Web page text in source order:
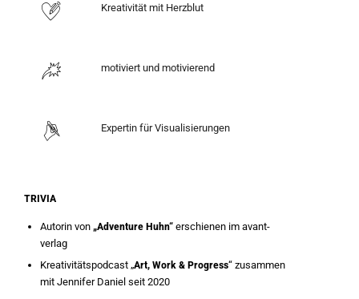
Kreativität mit Herzblut
motiviert und motivierend
Expertin für Visualisierungen
TRIVIA
Autorin von „Adventure Huhn“ erschienen im avant-
verlag
Kreativitätspodcast „Art, Work & Progress“ zusammen
mit Jennifer Daniel seit 2020